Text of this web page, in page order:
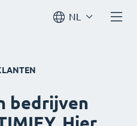
NL
bedrijven